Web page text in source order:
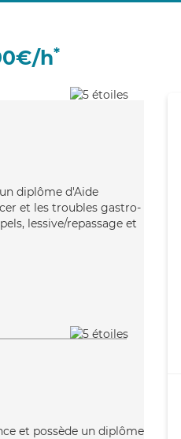
h*
diplôme d'Aide
et les troubles gastro-
lessive/repassage et
et possède un diplôme